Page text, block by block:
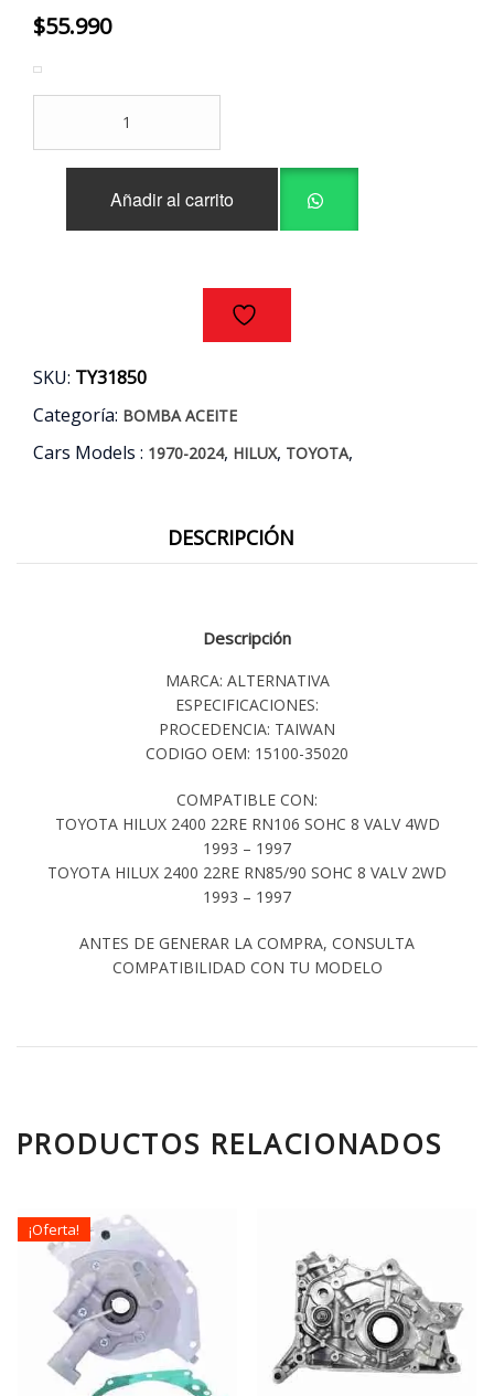
$55.990
TOYOTA
HILUX
Añadir al carrito
SKU: TY31850
Categoría: BOMBA ACEITE
Cars Models : 1970-2024, HILUX, TOYOTA,
DESCRIPCIÓN
Descripción
MARCA: ALTERNATIVA
ESPECIFICACIONES:
PROCEDENCIA: TAIWAN
CODIGO OEM: 15100-35020
COMPATIBLE CON:
TOYOTA HILUX 2400 22RE RN106 SOHC 8 VALV 4WD
1993 – 1997
TOYOTA HILUX 2400 22RE RN85/90 SOHC 8 VALV 2WD
1993 – 1997
ANTES DE GENERAR LA COMPRA, CONSULTA
COMPATIBILIDAD CON TU MODELO
PRODUCTOS RELACIONADOS
¡Oferta!